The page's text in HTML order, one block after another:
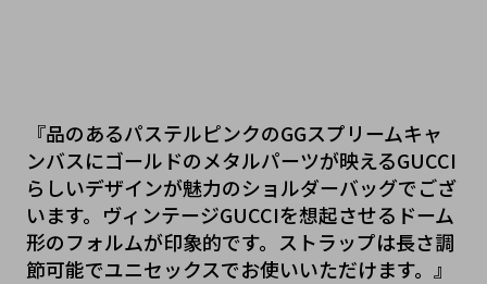
『品のあるパステルピンクのGGスプリームキャ
ンバスにゴールドのメタルパーツが映えるGUCCI
らしいデザインが魅力のショルダーバッグでござ
います。ヴィンテージGUCCIを想起させるドーム
形のフォルムが印象的です。ストラップは長さ調
節可能でユニセックスでお使いいただけます。』